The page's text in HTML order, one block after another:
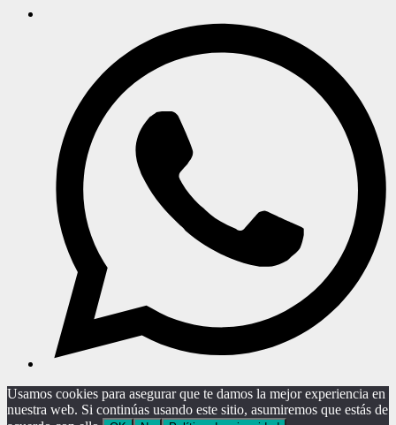
Usamos cookies para asegurar que te damos la mejor experiencia en
nuestra web. Si continúas usando este sitio, asumiremos que estás de